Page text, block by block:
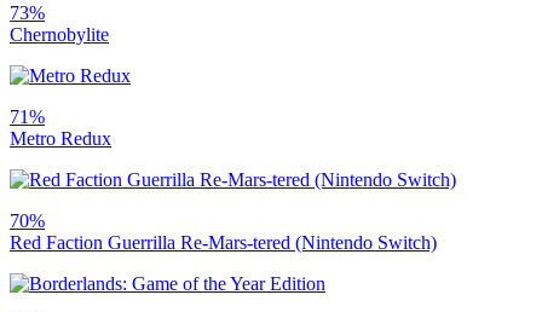
73%
Chernobylite
71%
Metro Redux
70%
Red Faction Guerrilla Re-Mars-tered (Nintendo Switch)